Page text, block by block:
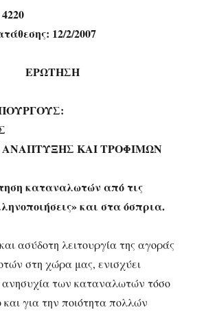
12/2/2007
ΕΡΩΤΗΣΗ
ΑΝΑΠΤΥΞΗΣ ΚΑΙ ΤΡΟΦΙΜΩΝ
καταναλωτών από τις
και στα όσπρια.
ασύδοτη λειτουργία της αγοράς
στη χώρα μας, ενισχύει
ανησυχία των καταναλωτών τόσο
και για την ποιότητα πολλών